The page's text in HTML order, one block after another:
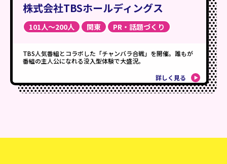
株式会社TBSホールディングス
101人〜200人 関東 PR・話題づくり
TBS人気番組とコラボした「チャンバラ合戦」を開催。誰もが
番組の主人公になれる没入型体験で大盛況。
詳しく見る